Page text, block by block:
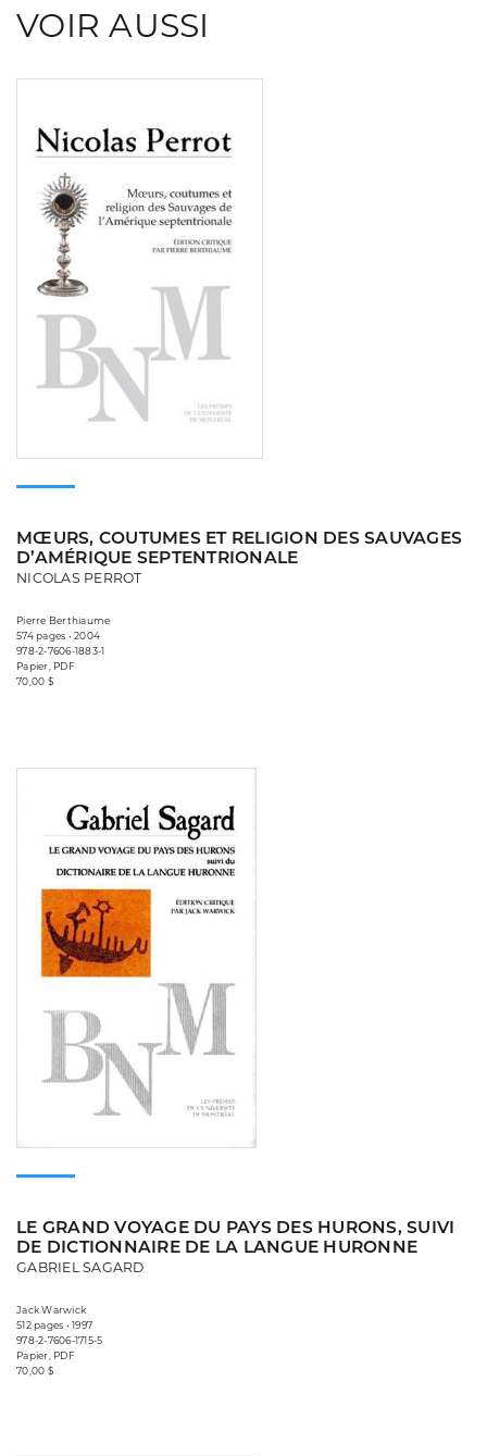
VOIR AUSSI
MŒURS, COUTUMES ET RELIGION DES SAUVAGES
D’AMÉRIQUE SEPTENTRIONALE
NICOLAS PERROT
Pierre Berthiaume
574 pages • 2004
978-2-7606-1883-1
Papier, PDF
70,00 $
LE GRAND VOYAGE DU PAYS DES HURONS, SUIVI
DE DICTIONNAIRE DE LA LANGUE HURONNE
GABRIEL SAGARD
Jack Warwick
512 pages • 1997
978-2-7606-1715-5
Papier, PDF
70,00 $